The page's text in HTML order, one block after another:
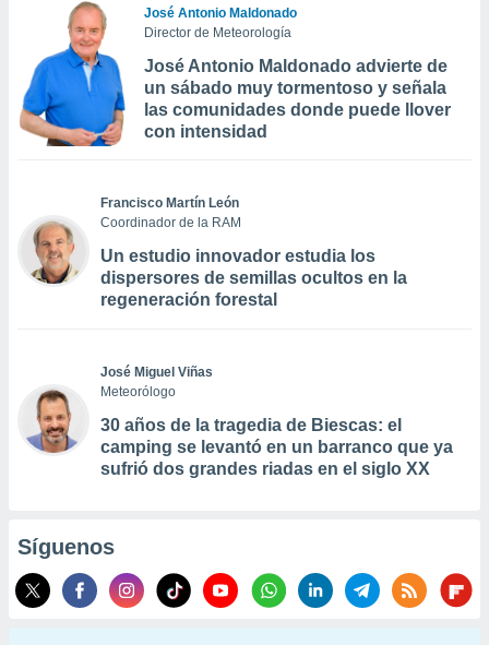
José Antonio Maldonado
Director de Meteorología
José Antonio Maldonado advierte de
un sábado muy tormentoso y señala
las comunidades donde puede llover
con intensidad
Francisco Martín León
Coordinador de la RAM
Un estudio innovador estudia los
dispersores de semillas ocultos en la
regeneración forestal
José Miguel Viñas
Meteorólogo
30 años de la tragedia de Biescas: el
camping se levantó en un barranco que ya
sufrió dos grandes riadas en el siglo XX
Síguenos